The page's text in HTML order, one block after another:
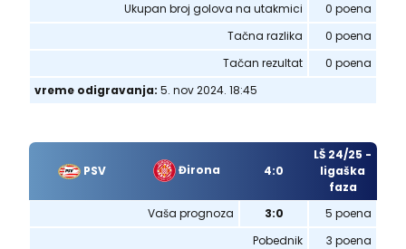
Ukupan broj golova na utakmici
0 poena
Tačna razlika
0 poena
Tačan rezultat
0 poena
vreme odigravanja: 5. nov 2024. 18:45
PSV Đirona 4:0
LŠ 24/25 -
ligaška
faza
Vaša prognoza
3:0
5 poena
Pobednik
3 poena